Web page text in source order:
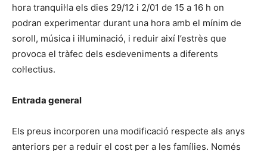
hora tranquil·la els dies 29/12 i 2/01 de 15 a 16 h on
podran experimentar durant una hora amb el mínim de
soroll, música i il·luminació, i reduir així l’estrès que
provoca el tràfec dels esdeveniments a diferents
col·lectius.
Entrada general
Els preus incorporen una modificació respecte als anys
anteriors per a reduir el cost per a les famílies. Només